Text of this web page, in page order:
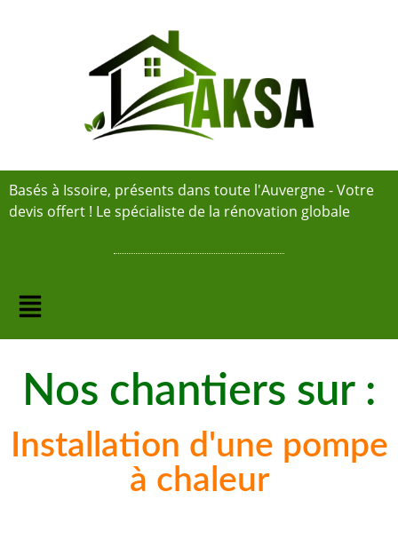
Basés à Issoire, présents dans toute l'Auvergne - Votre
devis offert ! Le spécialiste de la rénovation globale
Nos chantiers sur :
Installation d'une pompe
à chaleur